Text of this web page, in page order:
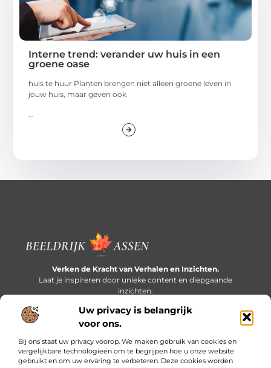
Uw privacy is belangrijk
voor ons.
Bij ons staat uw privacy voorop. We maken gebruik van cookies en
vergelijkbare technologieën om te begrijpen hoe u onze website
gebruikt en om uw ervaring te verbeteren. Deze cookies worden
Interne trend: verander uw huis in een
groene oase
huis te huur Planten brengen niet alleen groene leven in
jouw huis, maar geven ook
Verken de Kracht van Verhalen en Inzichten.
Laat je inspireren door unieke content en diepgaande
inzichten.
Bericht categorie
Onze informatie